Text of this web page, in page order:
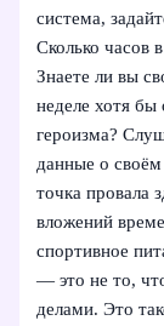
система,
Сколько часов
Знаете ли вы
неделе хотя бы
героизма?
данные о
точка провала
вложений
спортивное
— это не то,
делами. Это